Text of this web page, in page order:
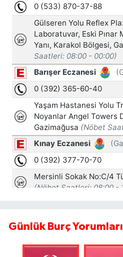
Günlük Burç Yorumları